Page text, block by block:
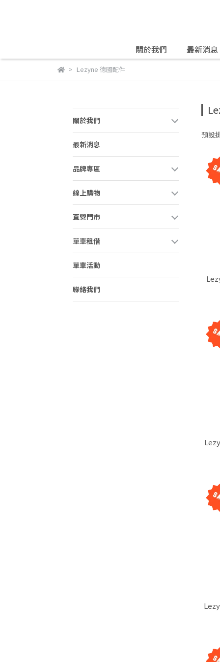
關於我們 最新消息
Lezyne 德國配件
關於我們
最新消息
品牌專區
線上購物
直營門市
單車租借
單車活動
聯絡我們
預設